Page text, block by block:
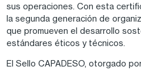
sus operaciones. Con esta
la segunda generación de
que promueven el desarrollo
estándares éticos y técnicos.
El Sello CAPADESO, otorgado